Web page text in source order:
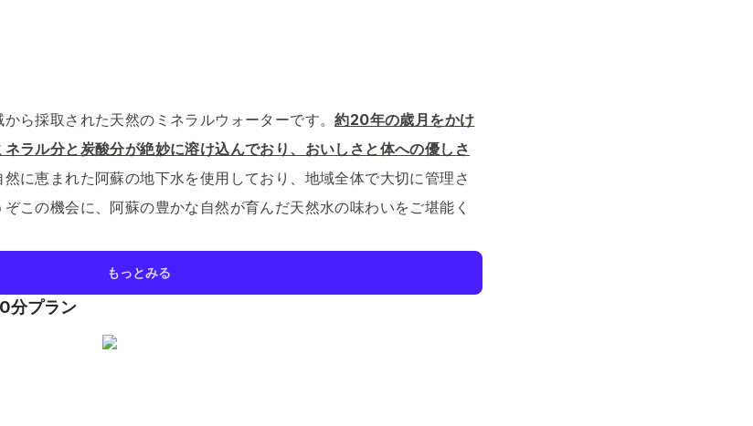
ら採取された天然のミネラルウォーターです。約20年の歳月をかけ
ラル分と炭酸分が絶妙に溶け込んでおり、おいしさと体への優しさ
然に恵まれた阿蘇の地下水を使用しており、地域全体で大切に管理さ
ぞこの機会に、阿蘇の豊かな自然が育んだ天然水の味わいをご堪能く
もっとみる
分プラン